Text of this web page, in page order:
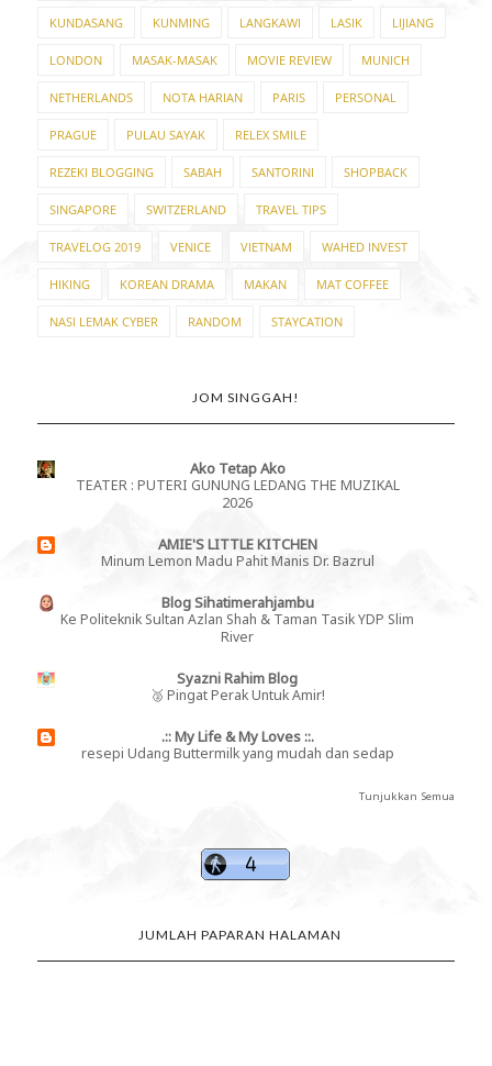
KUNDASANG KUNMING LANGKAWI LASIK LIJIANG
LONDON MASAK-MASAK MOVIE REVIEW MUNICH
NETHERLANDS NOTA HARIAN PARIS PERSONAL
PRAGUE PULAU SAYAK RELEX SMILE
REZEKI BLOGGING SABAH SANTORINI SHOPBACK
SINGAPORE SWITZERLAND TRAVEL TIPS
TRAVELOG 2019 VENICE VIETNAM WAHED INVEST
HIKING KOREAN DRAMA MAKAN MAT COFFEE
NASI LEMAK CYBER RANDOM STAYCATION
JOM SINGGAH!
Ako Tetap Ako
TEATER : PUTERI GUNUNG LEDANG THE MUZIKAL
2026
AMIE'S LITTLE KITCHEN
Minum Lemon Madu Pahit Manis Dr. Bazrul
Blog Sihatimerahjambu
Ke Politeknik Sultan Azlan Shah & Taman Tasik YDP Slim
River
Syazni Rahim Blog
🥈 Pingat Perak Untuk Amir!
.:: My Life & My Loves ::.
resepi Udang Buttermilk yang mudah dan sedap
Tunjukkan Semua
JUMLAH PAPARAN HALAMAN